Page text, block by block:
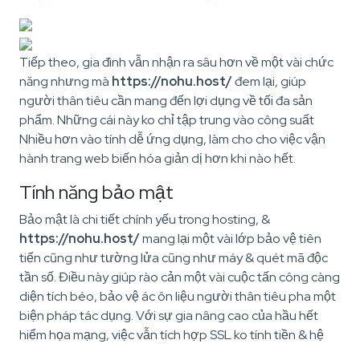
Tiếp theo, gia đình vẫn nhận ra sâu hơn về một vài chức
năng nhưng mà https://nohu.host/đem lại, giúp
người thân tiêu cần mang đến lợi dụng về tối đa sản
phẩm. Những cái này ko chỉ tập trung vào công suất
Nhiều hơn vào tính dễ ứng dụng, làm cho cho việc vận
hành trang web biến hóa giản dị hơn khi nào hết.
Tính năng bảo mật
Bảo mật là chi tiết chính yếu trong hosting, &
https://nohu.host/mang lại một vài lớp bảo vệ tiên
tiến cũng như tường lửa cũng như máy & quét mã độc
tần số. Điều này giúp rào cản một vài cuộc tấn công càng
diện tích béo, bảo vệ ác ôn liệu người thân tiêu pha một
biện pháp tác dụng. Với sự gia nâng cao của hầu hết
hiểm họa mạng, việc vẫn tích hợp SSL ko tính tiền & hệ